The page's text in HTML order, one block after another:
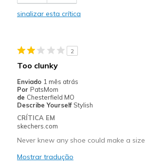
Melhores utilizações
Casual Wear
Sizing
Feels true to size
View On Shoes
sinalizar esta crítica
2
Too clunky
Enviado 1 mês atrás
Por PatsMom
de Chesterfield MO
Describe Yourself Stylish
CRÍTICA EM
skechers.com
Never knew any shoe could make a
Mostrar tradução